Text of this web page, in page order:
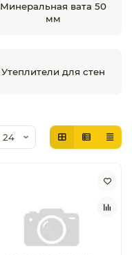
Минеральная вата 50
мм
Утеплители для стен